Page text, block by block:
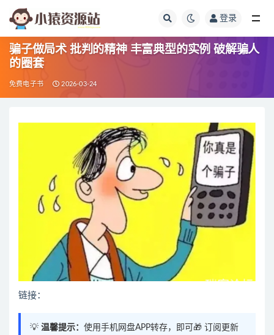
登录
骗子做局术 批判的精神 丰富典型的实例 破解骗人
的圈套
免费电子书 2026-03-24
链接：
💡 温馨提示： 使用手机网盘APP转存，即可🎁 订阅更新